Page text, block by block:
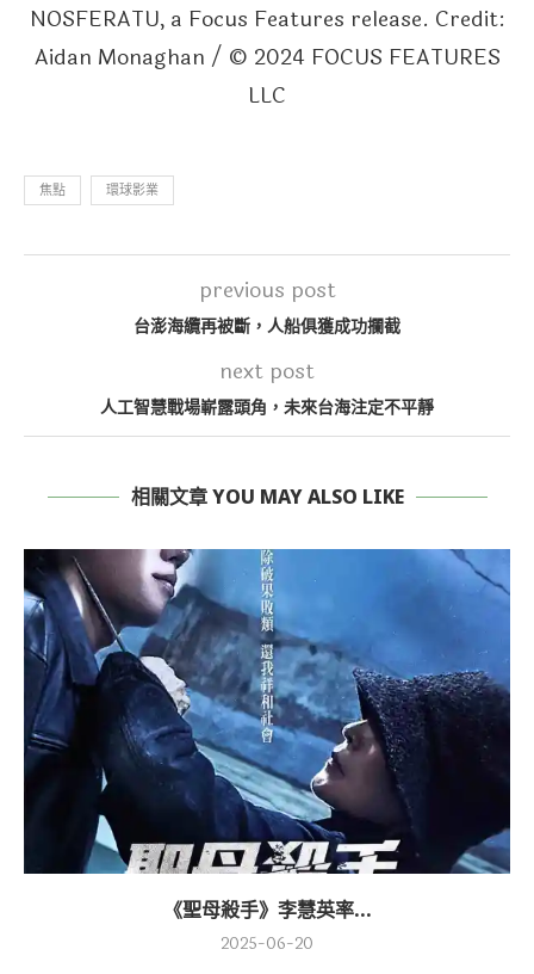
NOSFERATU, a Focus Features release. Credit:
Aidan Monaghan / © 2024 FOCUS FEATURES
LLC
焦點 環球影業
previous post
台澎海纜再被斷，人船俱獲成功攔截
next post
人工智慧戰場嶄露頭角，未來台海注定不平靜
相關文章 YOU MAY ALSO LIKE
《聖母殺手》李慧英率...
2025-06-20